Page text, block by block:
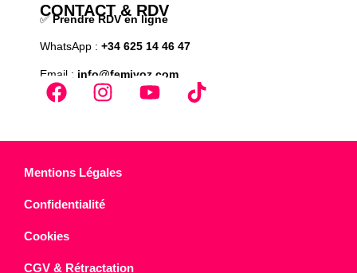
CONTACT & RDV
✅Prendre RDV en ligne
WhatsApp : +34 625 14 46 47
Email : info@femivoz.com
Mentions Légales
Confidentialité
Cookies
CGV & Rétractation